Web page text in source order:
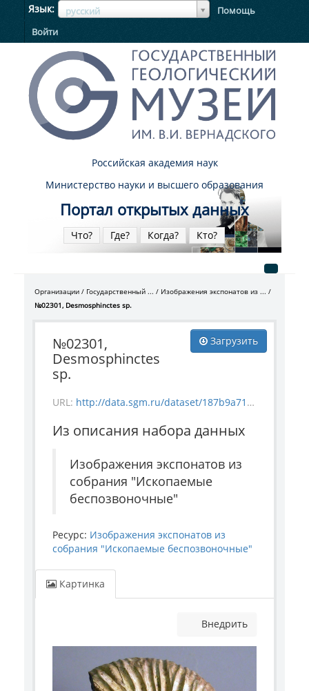
Язык русский
ЯзыкЯзык
Помощь
Войти
Российская академия наук
Министерство науки и высшего образования
Портал открытых данных
Что? Где? Когда? Кто?
Организации Государственный ...
Изображения экспонатов из ...
№02301, Desmosphinctes sp.
Загрузить
№02301,
Desmosphinctes
sp.
URL: http://data.sgm.ru/dataset/187b9a71-4c85-43ec-99fe-080bdf792007/resource/f5ed8b2f-4b5e-4e9a-9682-0b3e1eeeba09/download/invertebrate_2301.jpg
Из описания набора данных
Изображения экспонатов из
собрания "Ископаемые
беспозвоночные"
Ресурс: Изображения экспонатов из
собрания "Ископаемые беспозвоночные"
Картинка
Внедрить